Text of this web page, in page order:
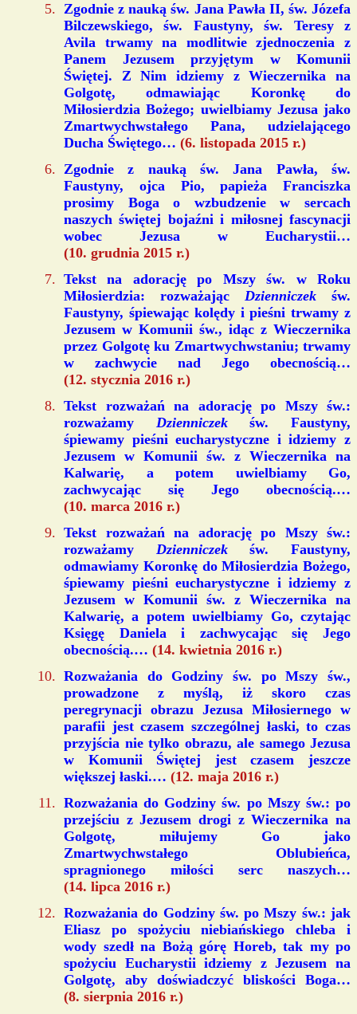
Zgodnie z nauką św. Jana Pawła II, św. Józefa
Bilczewskiego, św. Faustyny, św. Teresy z
Avila trwamy na modlitwie zjednoczenia z
Panem Jezusem przyjętym w Komunii
Świętej. Z Nim idziemy z Wieczernika na
Golgotę, odmawiając Koronkę do
Miłosierdzia Bożego; uwielbiamy Jezusa jako
Zmartwychwstałego Pana, udzielającego
Ducha Świętego… (6. listopada 2015 r.)
Zgodnie z nauką św. Jana Pawła, św.
Faustyny, ojca Pio, papieża Franciszka
prosimy Boga o wzbudzenie w sercach
naszych świętej bojaźni i miłosnej fascynacji
wobec Jezusa w Eucharystii…
(10. grudnia 2015 r.)
Tekst na adorację po Mszy św. w Roku
Miłosierdzia: rozważając Dzienniczek św.
Faustyny, śpiewając kolędy i pieśni trwamy z
Jezusem w Komunii św., idąc z Wieczernika
przez Golgotę ku Zmartwychwstaniu; trwamy
w zachwycie nad Jego obecnością…
(12. stycznia 2016 r.)
Tekst rozważań na adorację po Mszy św.:
rozważamy Dzienniczekśw. Faustyny,
śpiewamy pieśni eucharystyczne i idziemy z
Jezusem w Komunii św. z Wieczernika na
Kalwarię, a potem uwielbiamy Go,
zachwycając się Jego obecnością.…
(10. marca 2016 r.)
Tekst rozważań na adorację po Mszy św.:
rozważamy Dzienniczekśw. Faustyny,
odmawiamy Koronkę do Miłosierdzia Bożego,
śpiewamy pieśni eucharystyczne i idziemy z
Jezusem w Komunii św. z Wieczernika na
Kalwarię, a potem uwielbiamy Go, czytając
Księgę Daniela i zachwycając się Jego
obecnością.… (14. kwietnia 2016 r.)
Rozważania do Godziny św. po Mszy św.,
prowadzone z myślą, iż skoro czas
peregrynacji obrazu Jezusa Miłosiernego w
parafii jest czasem szczególnej łaski, to czas
przyjścia nie tylko obrazu, ale samego Jezusa
w Komunii Świętej jest czasem jeszcze
większej łaski.… (12. maja 2016 r.)
Rozważania do Godziny św. po Mszy św.: po
przejściu z Jezusem drogi z Wieczernika na
Golgotę, miłujemy Go jako
Zmartwychwstałego Oblubieńca,
spragnionego miłości serc naszych…
(14. lipca 2016 r.)
Rozważania do Godziny św. po Mszy św.: jak
Eliasz po spożyciu niebiańskiego chleba i
wody szedł na Bożą górę Horeb, tak my po
spożyciu Eucharystii idziemy z Jezusem na
Golgotę, aby doświadczyć bliskości Boga…
(8. sierpnia 2016 r.)